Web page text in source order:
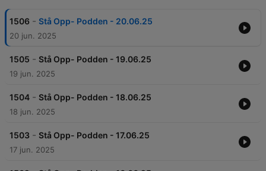
1506 - Stå Opp- Podden - 20.06.25
20 jun. 2025
1505 - Stå Opp- Podden - 19.06.25
19 jun. 2025
1504 - Stå Opp- Podden - 18.06.25
18 jun. 2025
1503 - Stå Opp- Podden - 17.06.25
17 jun. 2025